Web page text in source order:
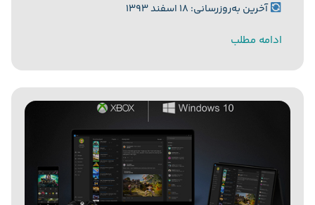
آخرین به‌روزرسانی: ۱۸ اسفند ۱۳۹۳
ادامه مطلب